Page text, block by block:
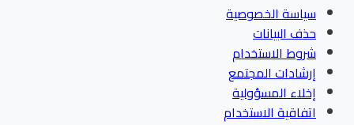
سياسة الخصوصية
حذف البيانات
شروط الاستخدام
إرشادات المجتمع
إخلاء المسؤولية
اتفاقية الاستخدام